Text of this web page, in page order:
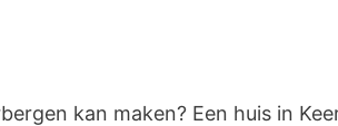
kan maken? Een huis in